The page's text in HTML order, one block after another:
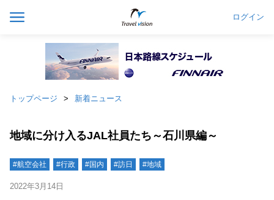
ログイン
トップページ 新着ニュース
地域に分け入るJAL社員たち～石川県編～
#航空会社 #行政 #国内 #訪日 #地域
2022年3月14日